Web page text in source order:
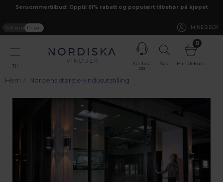
Sensommertilbud: Opptil 61% rabatt og populært tilbehør på kjøpet
Selskap Privat MINE SIDER
Til
Kontakt
oss
Søk
0
Handlekurv
Hem Nordens største vindusutstilling